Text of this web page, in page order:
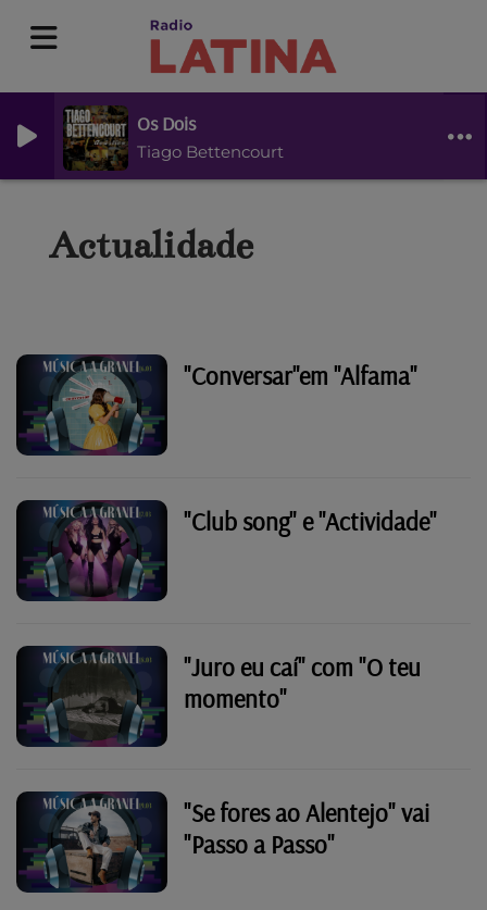
Os Dois
Tiago Bettencourt
Actualidade
"Conversar"em "Alfama"
"Club song" e "Actividade"
"Juro eu caí" com "O teu
momento"
"Se fores ao Alentejo" vai
"Passo a Passo"